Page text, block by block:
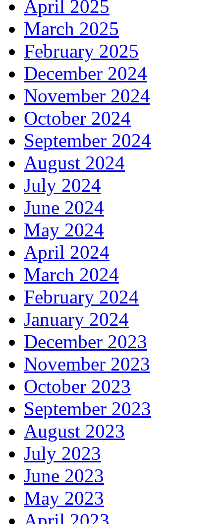
April 2025
March 2025
February 2025
December 2024
November 2024
October 2024
September 2024
August 2024
July 2024
June 2024
May 2024
April 2024
March 2024
February 2024
January 2024
December 2023
November 2023
October 2023
September 2023
August 2023
July 2023
June 2023
May 2023